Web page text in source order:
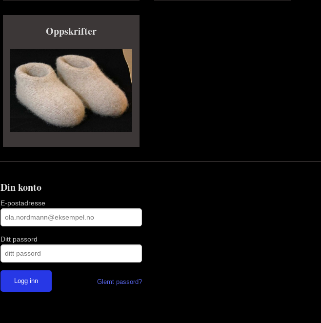
Oppskrifter
Din konto
E-postadresse
Ditt passord
Glemt passord?